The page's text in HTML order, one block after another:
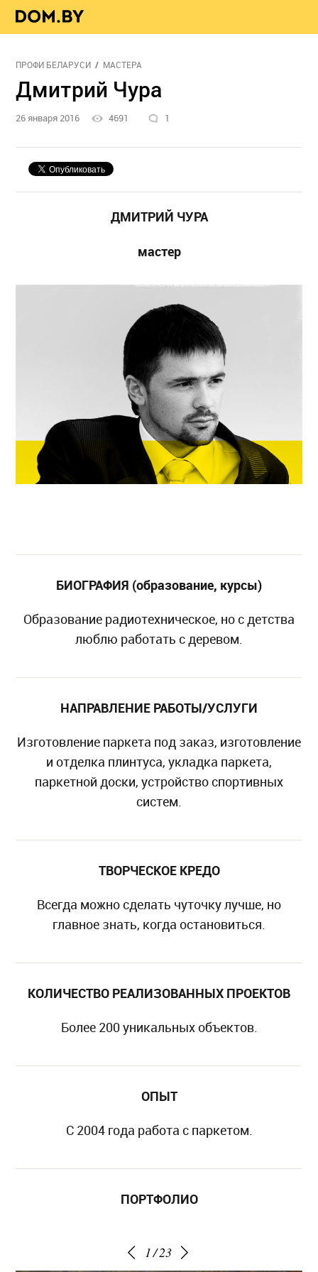
ПРОФИ БЕЛАРУСИ МАСТЕРА
Дмитрий Чура
26 января 2016 4691 1
ДМИТРИЙ ЧУРА
мастер
БИОГРАФИЯ (образование, курсы)
Образование радиотехническое, но с детства
люблю работать с деревом.
НАПРАВЛЕНИЕ РАБОТЫ/УСЛУГИ
Изготовление паркета под заказ, изготовление
и отделка плинтуса, укладка паркета,
паркетной доски, устройство спортивных
систем.
ТВОРЧЕСКОЕ КРЕДО
Всегда можно сделать чуточку лучше, но
главное знать, когда остановиться.
КОЛИЧЕСТВО РЕАЛИЗОВАННЫХ ПРОЕКТОВ
Более 200 уникальных объектов.
ОПЫТ
С 2004 года работа с паркетом.
ПОРТФОЛИО
1/23